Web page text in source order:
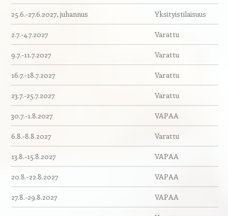
25.6.-27.6.2027, juhannus Yksityistilaisuus
2.7.-4.7.2027 Varattu
9.7.-11.7.2027 Varattu
16.7.-18.7.2027 Varattu
23.7.-25.7.2027 Varattu
30.7.-1.8.2027 VAPAA
6.8.-8.8.2027 Varattu
13.8.-15.8.2027 VAPAA
20.8.-22.8.2027 VAPAA
27.8.-29.8.2027 VAPAA